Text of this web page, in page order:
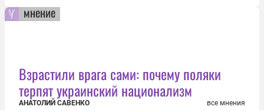
мнение
Взрастили врага сами: почему поляки
терпят украинский национализм
АНАТОЛИЙ САВЕНКО все мнения